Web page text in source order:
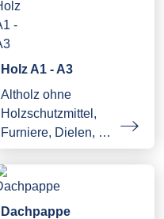
Holz A1 - A3
Altholz ohne
Holzschutzmittel,
Furniere, Dielen, …
Dachpappe